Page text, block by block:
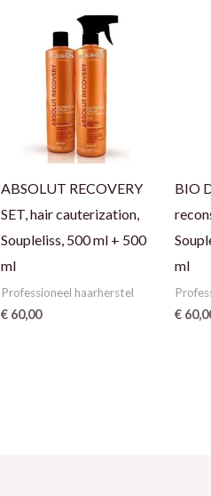
ABSOLUT RECOVERY
SET, hair cauterization,
Soupleliss, 500 ml + 500
ml
Professioneel haarherstel
€60,00
BIO
ml
€